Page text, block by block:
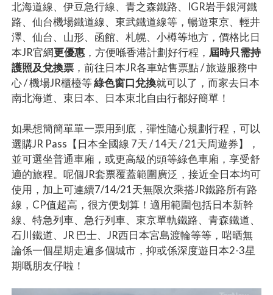
北海道線、伊豆急行線、青之森鐵路、IGR岩手銀河鐵
路、仙台機場鐵道線、東武鐵道線等，暢遊東京、輕井
澤、仙台、山形、函館、札幌、小樽等地方，價格比日
本JR官網更優惠 ，方便喺香港計劃好行程， 屆時只需持
護照及兌換票 ，前往日本JR各車站售票點 / 旅遊服務中
心 / 機場JR櫃檯等綠色窗口兌換就可以了，而家去日本
南北海道、東日本、日本東北自由行都好簡單！
如果想簡簡單單一票用到底，彈性隨心規劃行程，可以
選購JR Pass【日本全國線 7天 / 14天 / 21天周遊券】，
並可選坐普通車廂，或更高級的頭等綠色車廂，享受舒
適的旅程。呢個JR套票覆蓋範圍廣泛，接近全日本均可
使用，加上可連續7/14/21天無限次乘搭JR鐵路所有路
線，CP值超高，很方便划算！適用範圍包括日本新幹
線、特急列車、急行列車、東京單軌鐵路、青森鐵道、
石川鐵道、JR 巴士、JR西日本宮島渡輪等等，啱晒無
論係一個星期走遍多個城市，抑或係深度遊日本2-3星
期嘅朋友仔啦！